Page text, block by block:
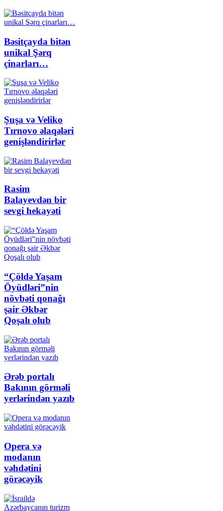
Bəsitçayda bitən
unikal Şərq
çinarları…
Şuşa və Veliko
Tırnovo əlaqələri
genişləndirirlər
Rasim
Balayevdən bir
sevgi hekayəti
“Çöldə Yaşam
Öyüdləri”nin
növbəti qonağı
şair Əkbər
Qoşalı olub
Ərəb portalı
Bakının görməli
yerlərindən yazıb
Opera və
modanın
vəhdətini
görəcəyik